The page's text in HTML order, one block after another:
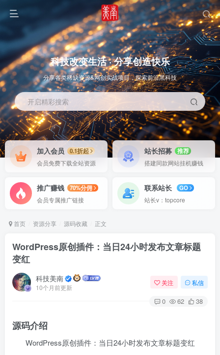
OS教程 SOFT教程
Linux软件 Android软件
科技改变生活 · 分享创造快乐
分享各类稀缺资源&网创实战项目，探索前沿黑科技
开启精彩搜索
加入会员
0.1折起
会员免费下载全站资源
站长招募
推荐
搭建同款网站挂机赚钱
推广赚钱
70%分佣
会员专属推广链接
联系站长
GO
站长v：topcore
首页 资源分享 源码收藏 正文
WordPress原创插件：当日24小时发布文章标题
变红
科技美南
10个月前更新
关注 私信
0 62 38
源码介绍
WordPress原创插件：当日24小时发布文章标题变红